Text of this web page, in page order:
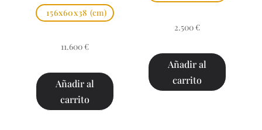
156x60x38 (cm)
11.600 €
Añadir al
carrito
2.500 €
Añadir al
carrito